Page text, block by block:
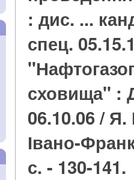
: дис. ...
спец.
сховища" :
06.10.06 /
Івано-
с. - 130-141.